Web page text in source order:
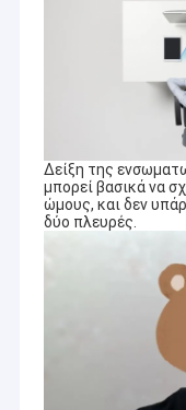
Δείξη της
μπορεί βασικά να
ώμους, και δεν
δύο πλευρές.